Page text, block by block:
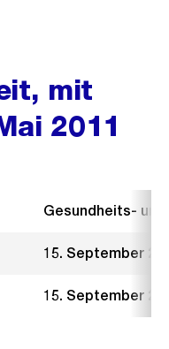
mit
2011
Gesundheits-
15. September
15. September